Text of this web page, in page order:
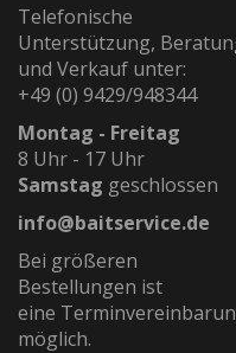
Telefonische
Unterstützung,
und Verkauf unter:
+49 (0) 9429/948344
Montag - Freitag
8 Uhr - 17 Uhr
Samstag geschlossen
info@baitservice.de
Bei größeren
Bestellungen ist
eine
möglich.